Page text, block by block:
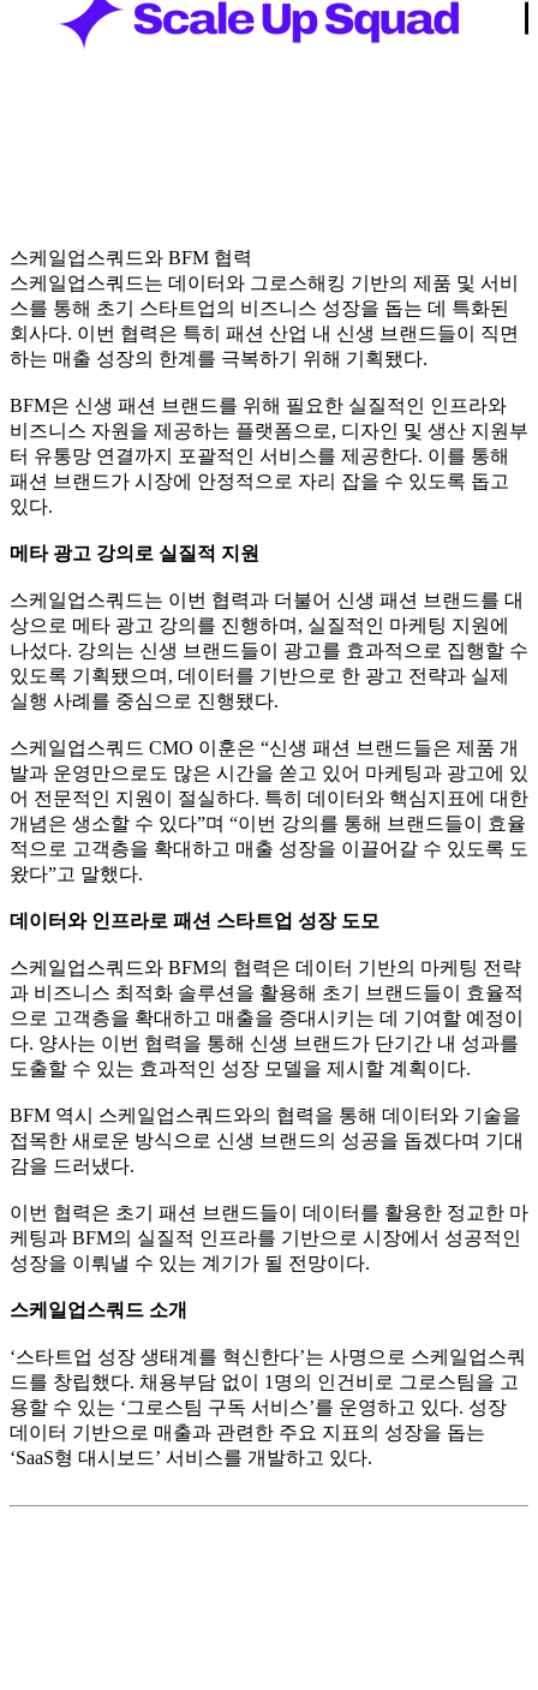
스케일업스쿼드와 BFM 협력
스케일업스쿼드는 데이터와 그로스해킹 기반의 제품 및 서비
스를 통해 초기 스타트업의 비즈니스 성장을 돕는 데 특화된
회사다. 이번 협력은 특히 패션 산업 내 신생 브랜드들이 직면
하는 매출 성장의 한계를 극복하기 위해 기획됐다.
BFM은 신생 패션 브랜드를 위해 필요한 실질적인 인프라와
비즈니스 자원을 제공하는 플랫폼으로, 디자인 및 생산 지원부
터 유통망 연결까지 포괄적인 서비스를 제공한다. 이를 통해
패션 브랜드가 시장에 안정적으로 자리 잡을 수 있도록 돕고
있다.
메타 광고 강의로 실질적 지원
스케일업스쿼드는 이번 협력과 더불어 신생 패션 브랜드를 대
상으로 메타 광고 강의를 진행하며, 실질적인 마케팅 지원에
나섰다. 강의는 신생 브랜드들이 광고를 효과적으로 집행할 수
있도록 기획됐으며, 데이터를 기반으로 한 광고 전략과 실제
실행 사례를 중심으로 진행됐다.
스케일업스쿼드 CMO 이훈은 “신생 패션 브랜드들은 제품 개
발과 운영만으로도 많은 시간을 쏟고 있어 마케팅과 광고에 있
어 전문적인 지원이 절실하다. 특히 데이터와 핵심지표에 대한
개념은 생소할 수 있다”며 “이번 강의를 통해 브랜드들이 효율
적으로 고객층을 확대하고 매출 성장을 이끌어갈 수 있도록 도
왔다”고 말했다.
데이터와 인프라로 패션 스타트업 성장 도모
스케일업스쿼드와 BFM의 협력은 데이터 기반의 마케팅 전략
과 비즈니스 최적화 솔루션을 활용해 초기 브랜드들이 효율적
으로 고객층을 확대하고 매출을 증대시키는 데 기여할 예정이
다. 양사는 이번 협력을 통해 신생 브랜드가 단기간 내 성과를
도출할 수 있는 효과적인 성장 모델을 제시할 계획이다.
BFM 역시 스케일업스쿼드와의 협력을 통해 데이터와 기술을
접목한 새로운 방식으로 신생 브랜드의 성공을 돕겠다며 기대
감을 드러냈다.
이번 협력은 초기 패션 브랜드들이 데이터를 활용한 정교한 마
케팅과 BFM의 실질적 인프라를 기반으로 시장에서 성공적인
성장을 이뤄낼 수 있는 계기가 될 전망이다.
스케일업스쿼드 소개
‘스타트업 성장 생태계를 혁신한다’는 사명으로 스케일업스쿼
드를 창립했다. 채용부담 없이 1명의 인건비로 그로스팀을 고
용할 수 있는 ‘그로스팀 구독 서비스’를 운영하고 있다. 성장
데이터 기반으로 매출과 관련한 주요 지표의 성장을 돕는
‘SaaS형 대시보드’ 서비스를 개발하고 있다.